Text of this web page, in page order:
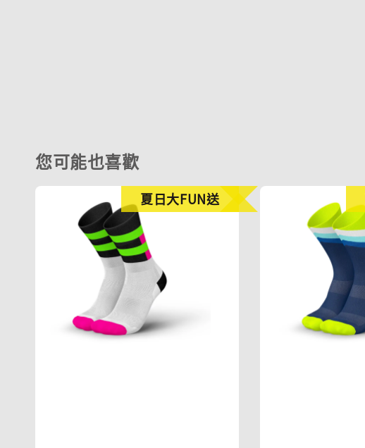
您可能也喜歡
夏日大FUN送